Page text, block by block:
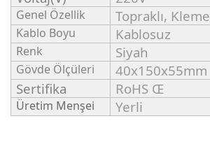
Genel Özellik Topraklı,
Kablo Boyu Kablosuz
Renk Siyah
Gövde Ölçüleri
40x150x55mm
Sertifika
RoHS Œ
Üretim Menşei Yerli